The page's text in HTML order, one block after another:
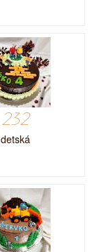
232
detská